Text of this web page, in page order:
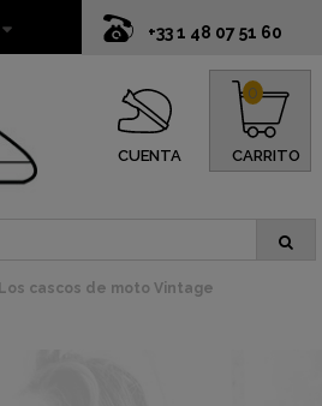
+33 1 48 07 51 60
CUENTA CARRITO
0
Los cascos de moto Vintage